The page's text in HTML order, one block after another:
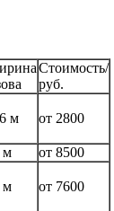
Стоимость/
руб.
м от 2800
м
от 8500
м от 7600